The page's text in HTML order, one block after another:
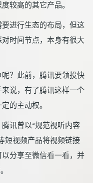
较高的其它产品。
进行生态的布局，但这
时间节点，本身有很大
？此前，腾讯要领投快
说，有了腾讯这样一个
的主动权。
讯曾以“规范视听内容
短视频产品将视频链接
分享至微信看一看，并